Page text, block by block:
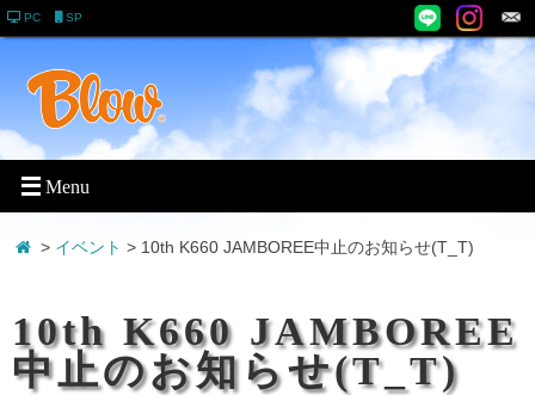
PC SP
> イベント > 10th K660 JAMBOREE中止のお知らせ(T_T)
10th K660 JAMBOREE
中止のお知らせ(T_T)